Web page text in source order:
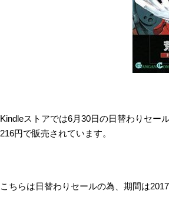
Kindleストアでは6月30日の日替わりセー
216円で販売されています。
こちらは日替わりセールの為、期間は